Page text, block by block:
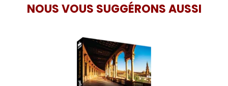
NOUS VOUS SUGGÉRONS AUSSI